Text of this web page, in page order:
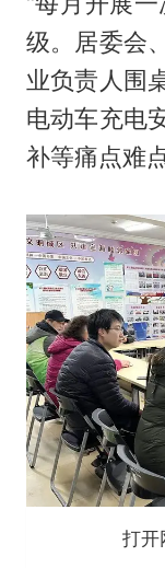
级。居委会
业负责人围
电动车充电
补等痛点难点
打开